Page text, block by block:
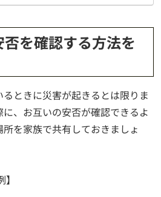
を確認する方法を
ときに災害が起きるとは限りま
、お互いの安否が確認できるよ
を家族で共有しておきましょ